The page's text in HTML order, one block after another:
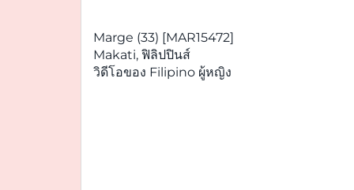
Marge (33) [MAR15472]
Makati, ฟิลิปปินส์
วิดีโอของ Filipino ผู้หญิง